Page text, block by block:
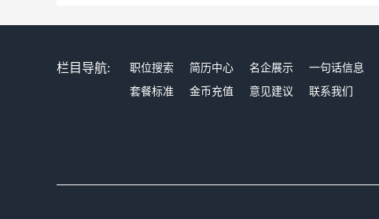
栏目导航: 职位搜索 简历中心 名企展示 一句话信息
套餐标准
金币充值 意见建议 联系我们